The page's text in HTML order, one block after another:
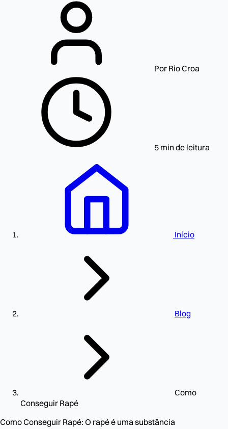
Por Rio Croa
5 min de leitura
Início
Blog
Como
Conseguir Rapé
Como Conseguir Rapé: O rapé é uma substância